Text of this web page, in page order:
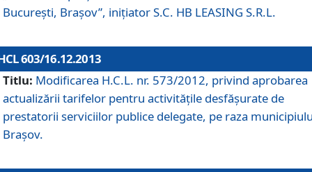
Bucureşti, Braşov”, iniţiator S.C. HB LEASING S.R.L.
603/16.12.2013
Titlu: Modificarea H.C.L. nr. 573/2012, privind aprobarea
actualizării tarifelor pentru activităţile desfăşurate de
prestatorii serviciilor publice delegate, pe raza
Braşov.